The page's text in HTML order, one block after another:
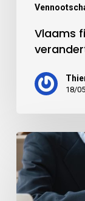
Vlaams
18/